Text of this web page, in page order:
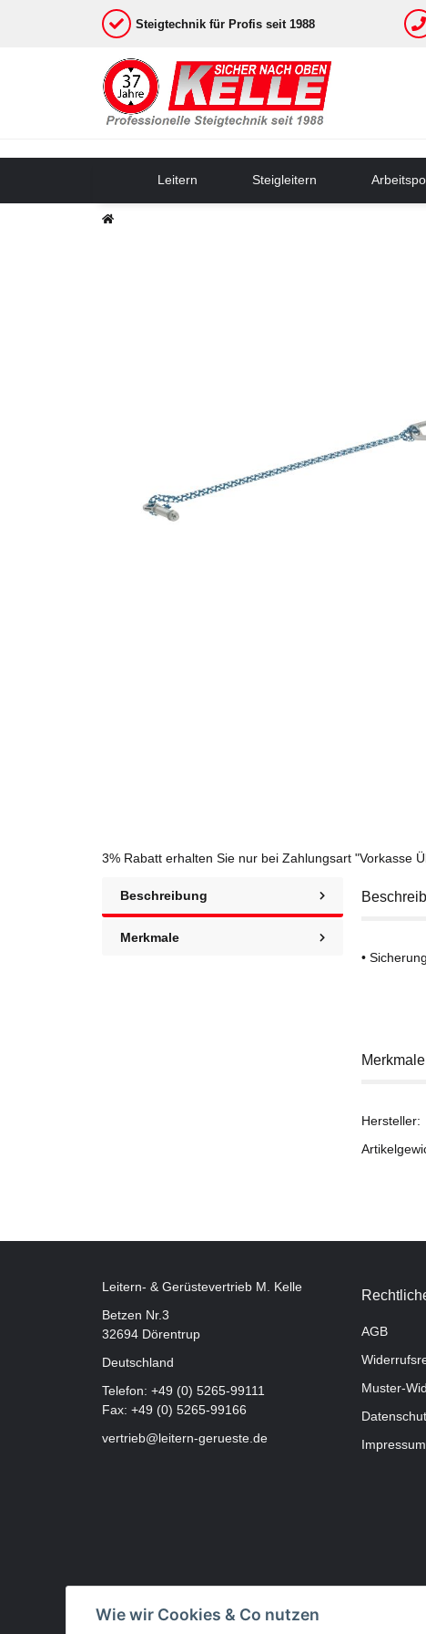
Steigtechnik für Profis seit 1988
Leitern Steigleitern
3% Rabatt erhalten Sie nur bei Zahlungsart "Vorkasse
Beschreibung
Merkmale
•
Merkmale
Hersteller:
Leitern- & Gerüstevertrieb M. Kelle
Betzen Nr.3
32694 Dörentrup
Deutschland
Telefon: +49 (0) 5265-99111
Fax: +49 (0) 5265-99166
vertrieb@leitern-gerueste.de
AGB
Muster-
Impressum
Wie wir Cookies & Co nutzen